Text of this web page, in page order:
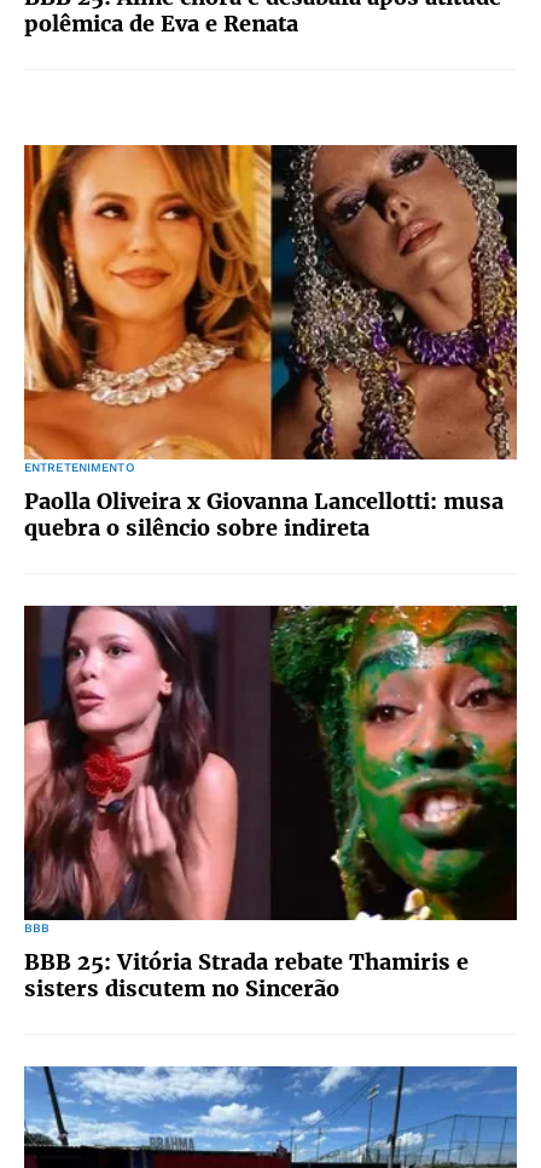
polêmica de Eva e Renata
ENTRETENIMENTO
Paolla Oliveira x Giovanna Lancellotti: musa
quebra o silêncio sobre indireta
BBB
BBB 25: Vitória Strada rebate Thamiris e
sisters discutem no Sincerão